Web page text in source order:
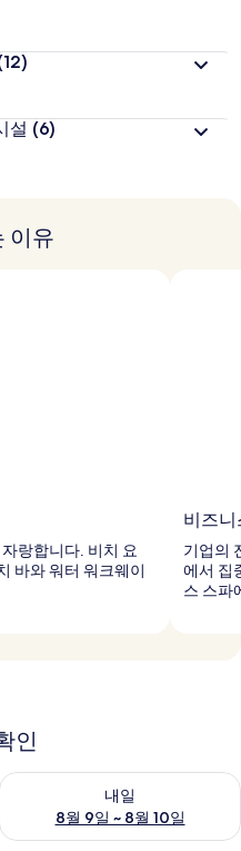
설 (6)
이유
랑합니다. 비치 요
바와 워터 워크웨이
비즈
기업의
에서 집
스 스파
인
~ 8월 9일
내일
8월 9일 ~ 8월 10일
내일 예약 가능 여부 확인, 8월